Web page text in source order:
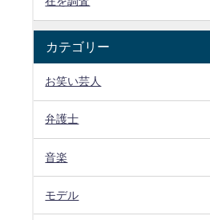
カテゴリー
お笑い芸人
弁護士
音楽
モデル